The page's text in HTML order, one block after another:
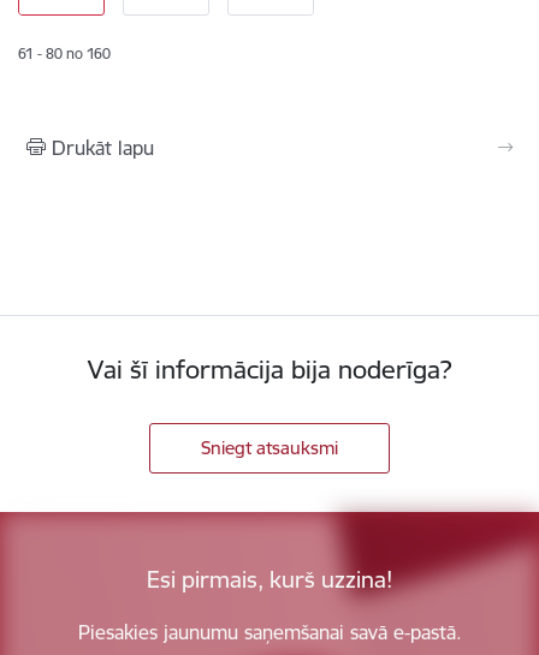
61 - 80 no 160
Drukāt lapu
Vai šī informācija bija noderīga?
Sniegt atsauksmi
Esi pirmais, kurš uzzina!
Piesakies jaunumu saņemšanai savā e-pastā.